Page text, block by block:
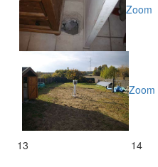
Zoom
Zoom
13